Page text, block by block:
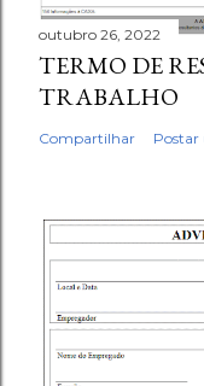
outubro 26, 2022
TERMO DE
TRABALHO
Compartilhar